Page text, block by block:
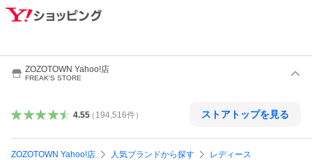
ZOZOTOWN Yahoo!店
FREAK'S STORE
4.55（ 194,516件） ストアトップを見る
ZOZOTOWN Yahoo!店 人気ブランドから探す レディース